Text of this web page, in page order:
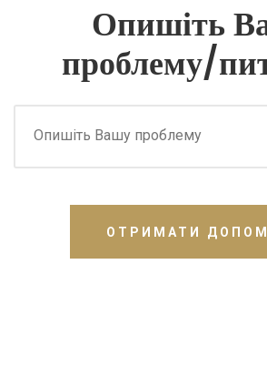
Опишіть
проблему/
ОТРИМАТИ